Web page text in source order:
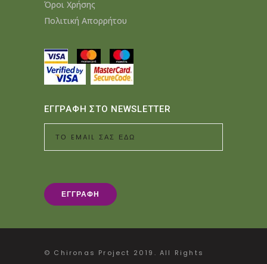
Όροι Χρήσης
Πολιτική Απορρήτου
ΕΓΓΡΑΦΗ ΣΤΟ NEWSLETTER
© Chironas Project 2019. All Rights